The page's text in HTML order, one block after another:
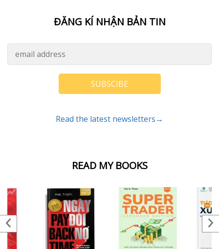
READ MY BOOKS
ĐĂNG KÍ NHẬN BẢN TIN
SUBSCIBE
Read the latest newsletters→